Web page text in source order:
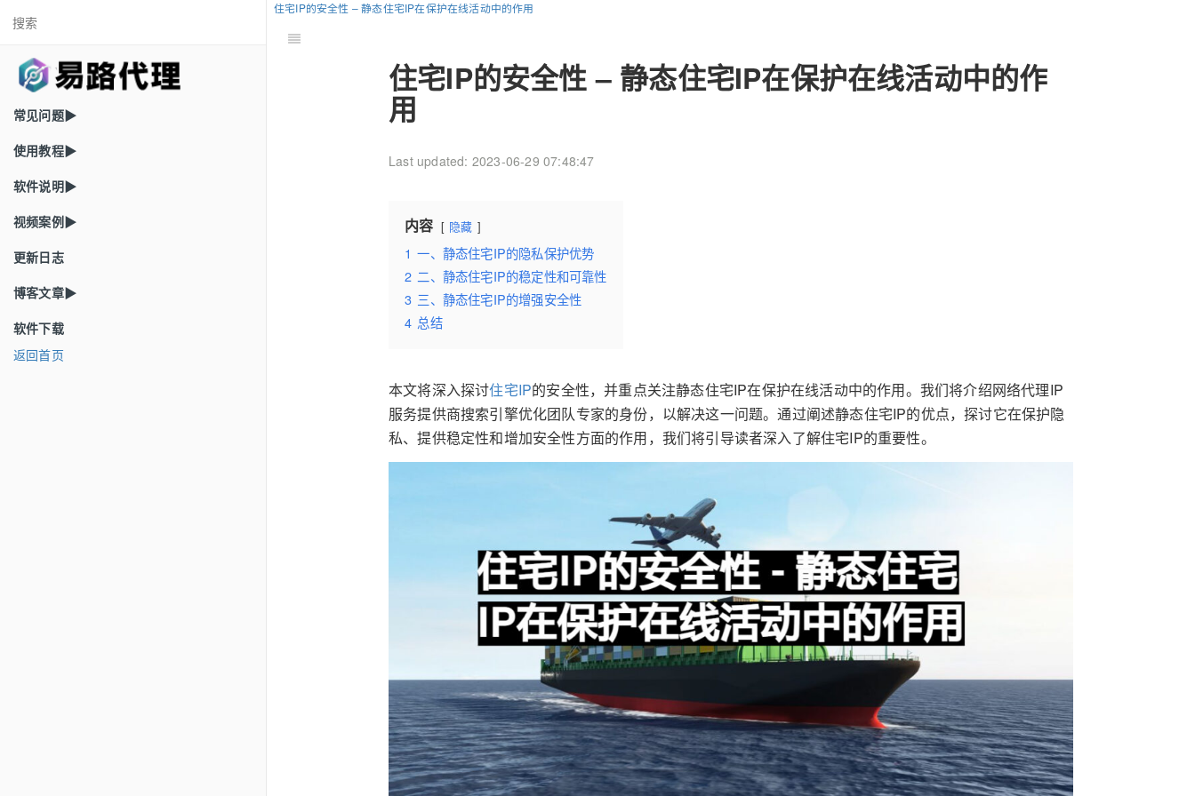
常见问题▶
使用教程▶
软件说明▶
视频案例▶
更新日志
博客文章▶
软件下载
返回首页
住宅IP的安全性 – 静态住宅IP在保护在线活动中的作用
住宅IP的安全性 – 静态住宅IP在保护在线活动中的作
用
Last updated: 2023-06-29 07:48:47
内容 隐藏
1 一、静态住宅IP的隐私保护优势
2 二、静态住宅IP的稳定性和可靠性
3 三、静态住宅IP的增强安全性
4 总结
本文将深入探讨住宅IP的安全性，并重点关注静态住宅IP在保护在线活动中的作用。我们将介绍网络代理IP
服务提供商搜索引擎优化团队专家的身份，以解决这一问题。通过阐述静态住宅IP的优点，探讨它在保护隐
私、提供稳定性和增加安全性方面的作用，我们将引导读者深入了解住宅IP的重要性。